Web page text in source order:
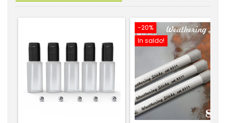
-20%
In saldo!